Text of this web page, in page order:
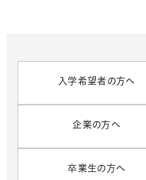
入学希望者の方へ
企業の方へ
卒業生の方へ